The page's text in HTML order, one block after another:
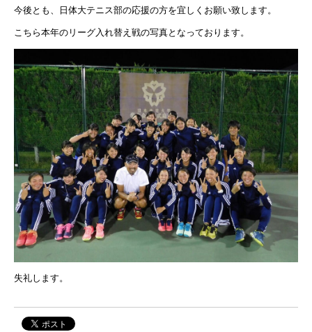
今後とも、日体大テニス部の応援の方を宜しくお願い致します。
こちら本年のリーグ入れ替え戦の写真となっております。
失礼します。